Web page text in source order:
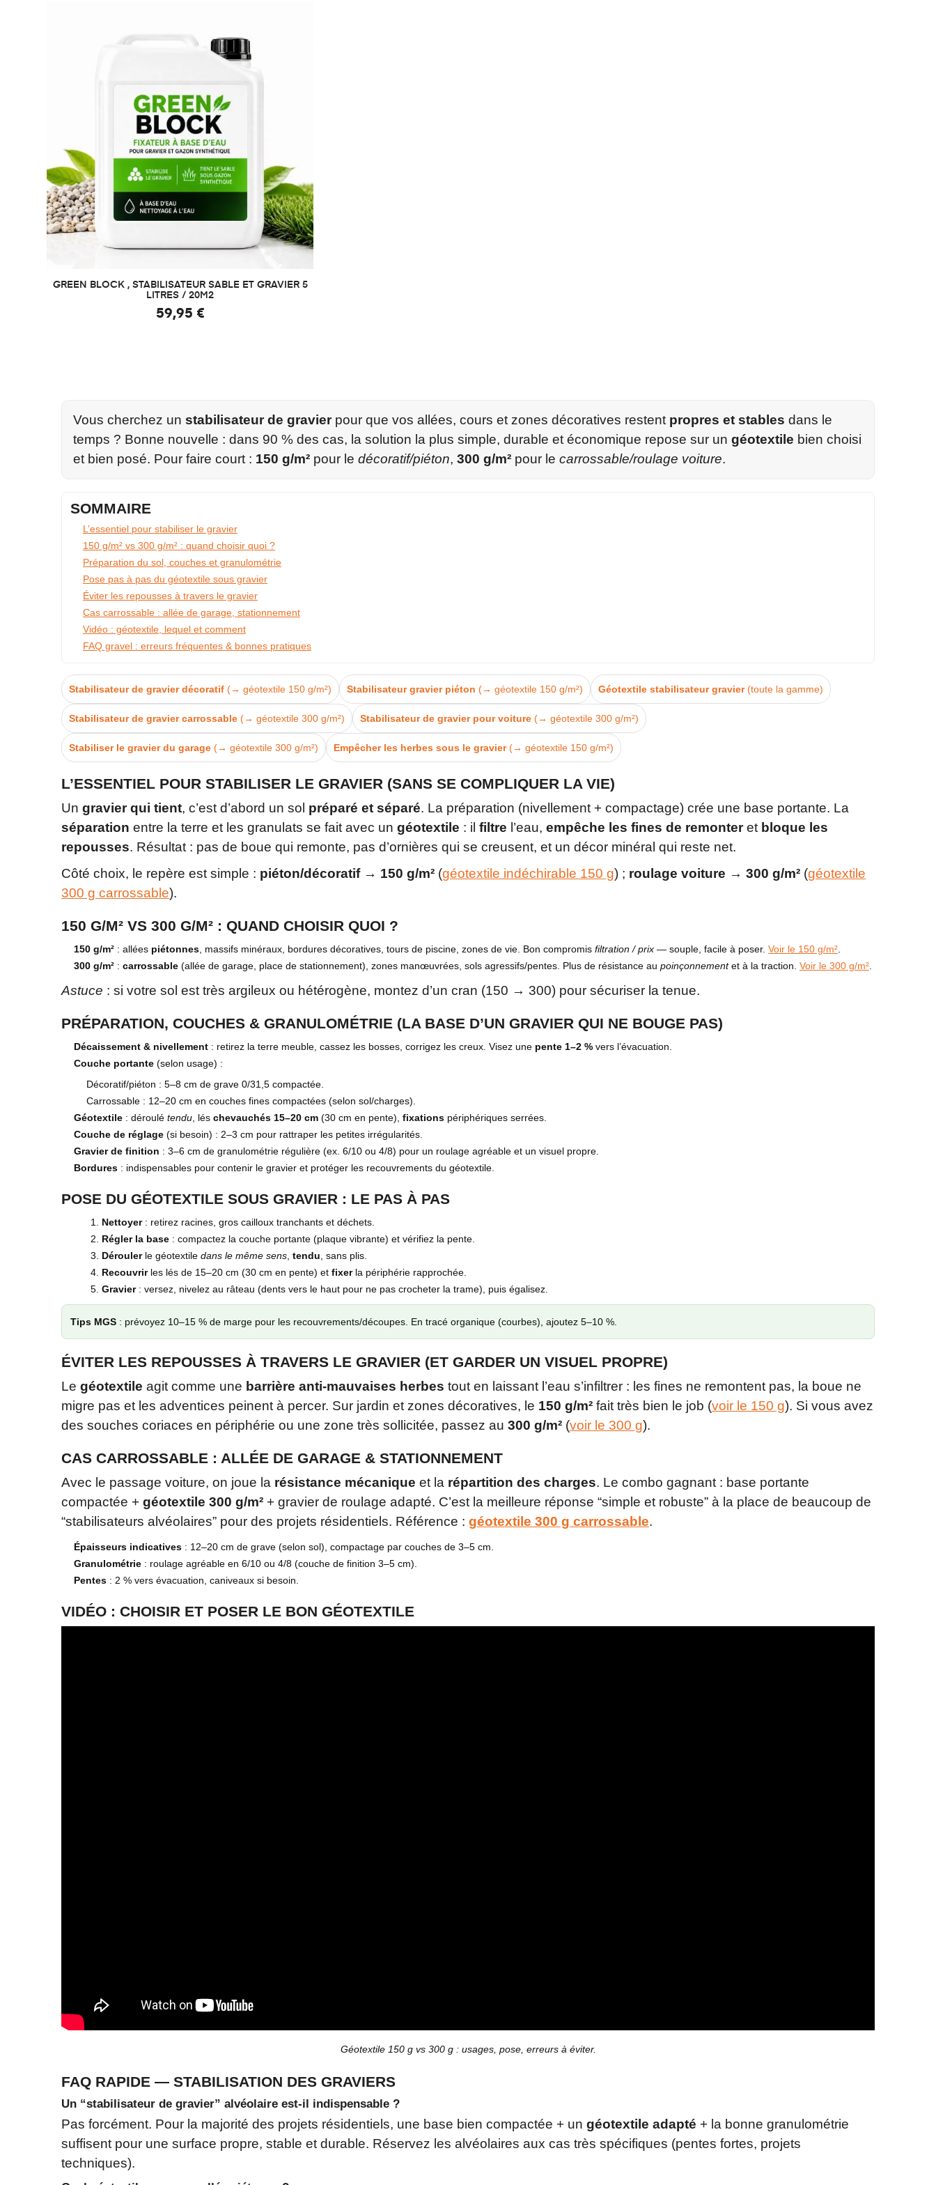
Vue rapide
GREEN BLOCK , STABILISATEUR SABLE ET GRAVIER 5
LITRES / 20M2
59,95 €
Vous cherchez un stabilisateur de gravierpour que vos allées, cours et zones décoratives restent propres et stables dans le
temps ? Bonne nouvelle : dans 90 % des cas, la solution la plus simple, durable et économique repose sur un géotextile bien choisi
et bien posé. Pour faire court : 150 g/m² pour le décoratif/piéton, 300 g/m² pour le carrossable/roulage voiture.
SOMMAIRE
L’essentiel pour stabiliser le gravier
150 g/m² vs 300 g/m² : quand choisir quoi ?
Préparation du sol, couches et granulométrie
Pose pas à pas du géotextile sous gravier
Éviter les repousses à travers le gravier
Cas carrossable : allée de garage, stationnement
Vidéo : géotextile, lequel et comment
FAQ gravel : erreurs fréquentes & bonnes pratiques
Stabilisateur de gravier décoratif (→ géotextile 150 g/m²) Stabilisateur gravier piéton (→ géotextile 150 g/m²) Géotextile stabilisateur gravier(toute la gamme)
Stabilisateur de gravier carrossable (→ géotextile 300 g/m²) Stabilisateur de gravier pour voiture (→ géotextile 300 g/m²)
Stabiliser le gravier du garage (→ géotextile 300 g/m²) Empêcher les herbes sous le gravier(→ géotextile 150 g/m²)
L’ESSENTIEL POUR STABILISER LE GRAVIER (SANS SE COMPLIQUER LA VIE)
Un gravier qui tient, c’est d’abord un sol préparé et séparé. La préparation (nivellement + compactage) crée une base portante. La
séparation entre la terre et les granulats se fait avec un géotextile : il filtre l’eau, empêche les fines de remonteret bloque les
repousses. Résultat : pas de boue qui remonte, pas d’ornières qui se creusent, et un décor minéral qui reste net.
Côté choix, le repère est simple : piéton/décoratif → 150 g/m² (géotextile indéchirable 150 g) ; roulage voiture → 300 g/m² (géotextile
300 g carrossable).
150 G/M² VS 300 G/M² : QUAND CHOISIR QUOI ?
150 g/m² : allées piétonnes , massifs minéraux, bordures décoratives, tours de piscine, zones de vie. Bon compromis filtration / prix — souple, facile à poser. Voir le 150 g/m²
300 g/m² : carrossable (allée de garage, place de stationnement), zones manœuvrées, sols agressifs/pentes. Plus de résistance au poinçonnementet à la traction. Voir le 300 g/m²
Astuce : si votre sol est très argileux ou hétérogène, montez d’un cran (150 → 300) pour sécuriser la tenue.
PRÉPARATION, COUCHES & GRANULOMÉTRIE (LA BASE D’UN GRAVIER QUI NE BOUGE PAS)
Décaissement & nivellement : retirez la terre meuble, cassez les bosses, corrigez les creux. Visez une pente 1–2 % vers l’évacuation.
Couche portante (selon usage) :
Décoratif/piéton : 5–8 cm de grave 0/31,5 compactée.
Carrossable : 12–20 cm en couches fines compactées (selon sol/charges).
Géotextile : déroulé tendu , lés chevauchés 15–20 cm (30 cm en pente), fixations périphériques serrées.
Couche de réglage (si besoin) : 2–3 cm pour rattraper les petites irrégularités.
Gravier de finition : 3–6 cm de granulométrie régulière (ex. 6/10 ou 4/8) pour un roulage agréable et un visuel propre.
Bordures : indispensables pour contenir le gravier et protéger les recouvrements du géotextile.
POSE DU GÉOTEXTILE SOUS GRAVIER : LE PAS À PAS
Nettoyer: retirez racines, gros cailloux tranchants et déchets.
Régler la base : compactez la couche portante (plaque vibrante) et vérifiez la pente.
Déroulerle géotextile dans le même sens tendu , sans plis.
Recouvrirles lés de 15–20 cm (30 cm en pente) et fixerla périphérie rapprochée.
Gravier: versez, nivelez au râteau (dents vers le haut pour ne pas crocheter la trame), puis égalisez.
Tips MGS : prévoyez 10–15 % de marge pour les recouvrements/découpes. En tracé organique (courbes), ajoutez 5–10 %.
ÉVITER LES REPOUSSES À TRAVERS LE GRAVIER (ET GARDER UN VISUEL PROPRE)
Le géotextile agit comme une barrière anti‑mauvaises herbes tout en laissant l’eau s’infiltrer : les fines ne remontent pas, la boue ne
migre pas et les adventices peinent à percer. Sur jardin et zones décoratives, le 150 g/m² fait très bien le job (voir le 150 g). Si vous avez
des souches coriaces en périphérie ou une zone très sollicitée, passez au 300 g/m² (voir le 300 g).
CAS CARROSSABLE : ALLÉE DE GARAGE & STATIONNEMENT
Avec le passage voiture, on joue la résistance mécanique et la répartition des charges. Le combo gagnant : base portante
compactée + géotextile 300 g/m² + gravier de roulage adapté. C’est la meilleure réponse “simple et robuste” à la place de beaucoup de
“stabilisateurs alvéolaires” pour des projets résidentiels. Référence : géotextile 300 g carrossable.
Épaisseurs indicatives : 12–20 cm de grave (selon sol), compactage par couches de 3–5 cm.
Granulométrie : roulage agréable en 6/10 ou 4/8 (couche de finition 3–5 cm).
Pentes : 2 % vers évacuation, caniveaux si besoin.
VIDÉO : CHOISIR ET POSER LE BON GÉOTEXTILE
Géotextile 150 g vs 300 g : usages, pose, erreurs à éviter.
FAQ RAPIDE — STABILISATION DES GRAVIERS
Un “stabilisateur de gravier” alvéolaire est‑il indispensable ?
Pas forcément. Pour la majorité des projets résidentiels, une base bien compactée + un géotextile adapté + la bonne granulométrie
suffisent pour une surface propre, stable et durable. Réservez les alvéolaires aux cas très spécifiques (pentes fortes, projets
techniques).